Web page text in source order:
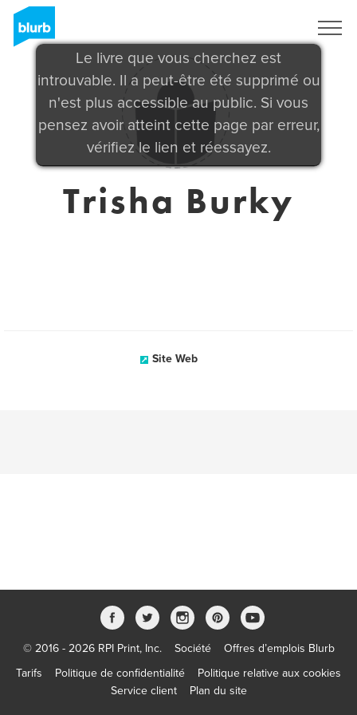
Le livre que vous cherchez est
introuvable. Il a peut-être été supprimé ou
n'est plus accessible au public. Si vous
pensez avoir atteint cette page par erreur,
vérifiez le lien et réessayez.
Trisha Burky
Site Web
© 2016 - 2026 RPI Print, Inc. Société
Offres d’emplois Blurb
Tarifs
Politique de confidentialité
Politique relative aux cookies
Service client
Plan du site